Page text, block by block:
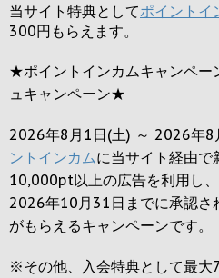
当サイト特典としてポイントイ
300円 もらえます。
★ポイントインカムキャンペ
ュキャンペーン★
2026年8月1日(土) ～ 2026年8
ントインカムに当サイト経由で
10,000pt以上の広告を利用し
2026年10月31日までに承認さ
がもらえるキャンペーンです。
※その他、入会特典として最大